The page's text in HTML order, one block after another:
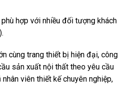
hợp với nhiều đối tượng khách
cùng trang thiết bị hiện đại, công
sản xuất nội thất theo yêu cầu
viên thiết kế chuyên nghiệp,